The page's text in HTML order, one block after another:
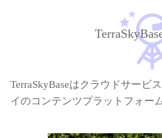
TerraSkyBaseはクラウドサービ
イのコンテンツプラットフォー